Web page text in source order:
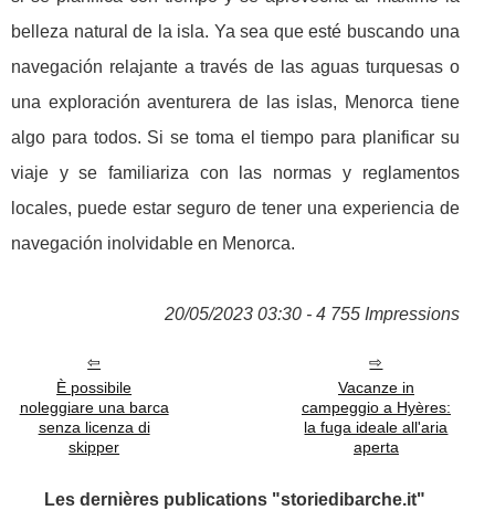
belleza natural de la isla. Ya sea que esté buscando una
navegación relajante a través de las aguas turquesas o
una exploración aventurera de las islas, Menorca tiene
algo para todos. Si se toma el tiempo para planificar su
viaje y se familiariza con las normas y reglamentos
locales, puede estar seguro de tener una experiencia de
navegación inolvidable en Menorca.
20/05/2023 03:30 - 4 755 Impressions
È possibile
noleggiare una barca
senza licenza di
skipper
Vacanze in
campeggio a Hyères:
la fuga ideale all'aria
aperta
Les dernières publications "storiedibarche.it"